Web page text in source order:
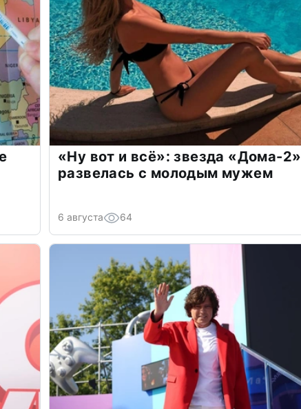
«Ну вот и всё»: звезда «Дома-2»
развелась с молодым мужем
6 августа 64